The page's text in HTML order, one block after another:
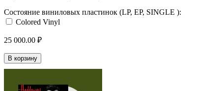
Состояние виниловых пластинок (LP, EP, SINGLE ):
Colored Vinyl
25 000.00 ₽
В корзину